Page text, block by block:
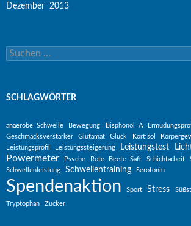
Dezember 2013
Suchen nach:
SCHLAGWÖRTER
anaerobe Schwelle Bewegung Bisphonol A
Geschmacksverstärker
Glutamat Glück Kortisol
Leistungsprofil Leistungssteigerung Leistungstest
Powermeter Psyche Rote Beete Saft Schichtarbeit
Schwellenleistung
Schwellentraining Serotonin
Spendenaktion Sport Stress
Tryptophan Zucker